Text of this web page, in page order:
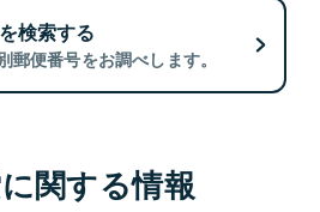
検索する
郵便番号をお調べします。
関する情報